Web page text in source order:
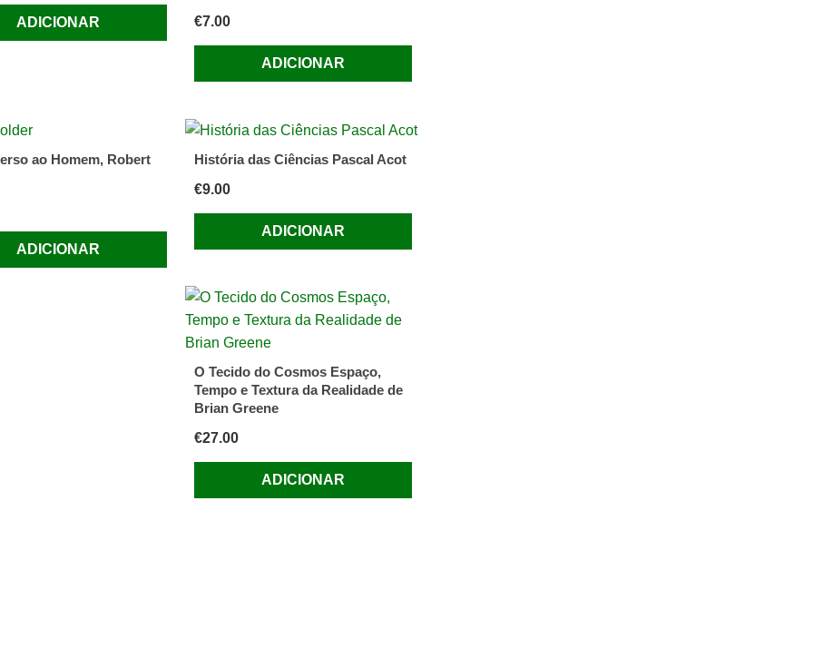
ADICIONAR
€7.00
ADICIONAR
ao Homem, Robert
ADICIONAR
História das Ciências Pascal Acot
€9.00
ADICIONAR
O Tecido do Cosmos Espaço,
Tempo e Textura da Realidade de
Brian Greene
€27.00
ADICIONAR